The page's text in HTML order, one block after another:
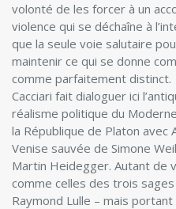
volonté de les forcer à un
violence qui se déchaîne à
que la seule voie salutaire
maintenir ce qui se donne
comme parfaitement distinct.
Cacciari fait dialoguer ici
réalisme politique du
la République de Platon avec
Venise sauvée de Simone
Martin Heidegger. Autant de
comme celles des trois
Raymond Lulle – mais